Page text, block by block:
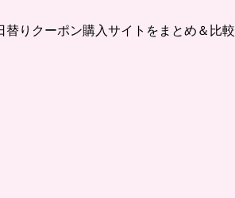
りクーポン購入サイトをまとめ＆比較